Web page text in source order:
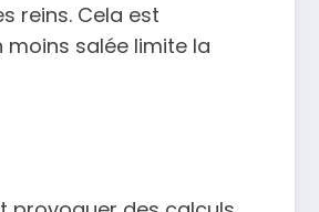
reins. Cela est
salée limite la